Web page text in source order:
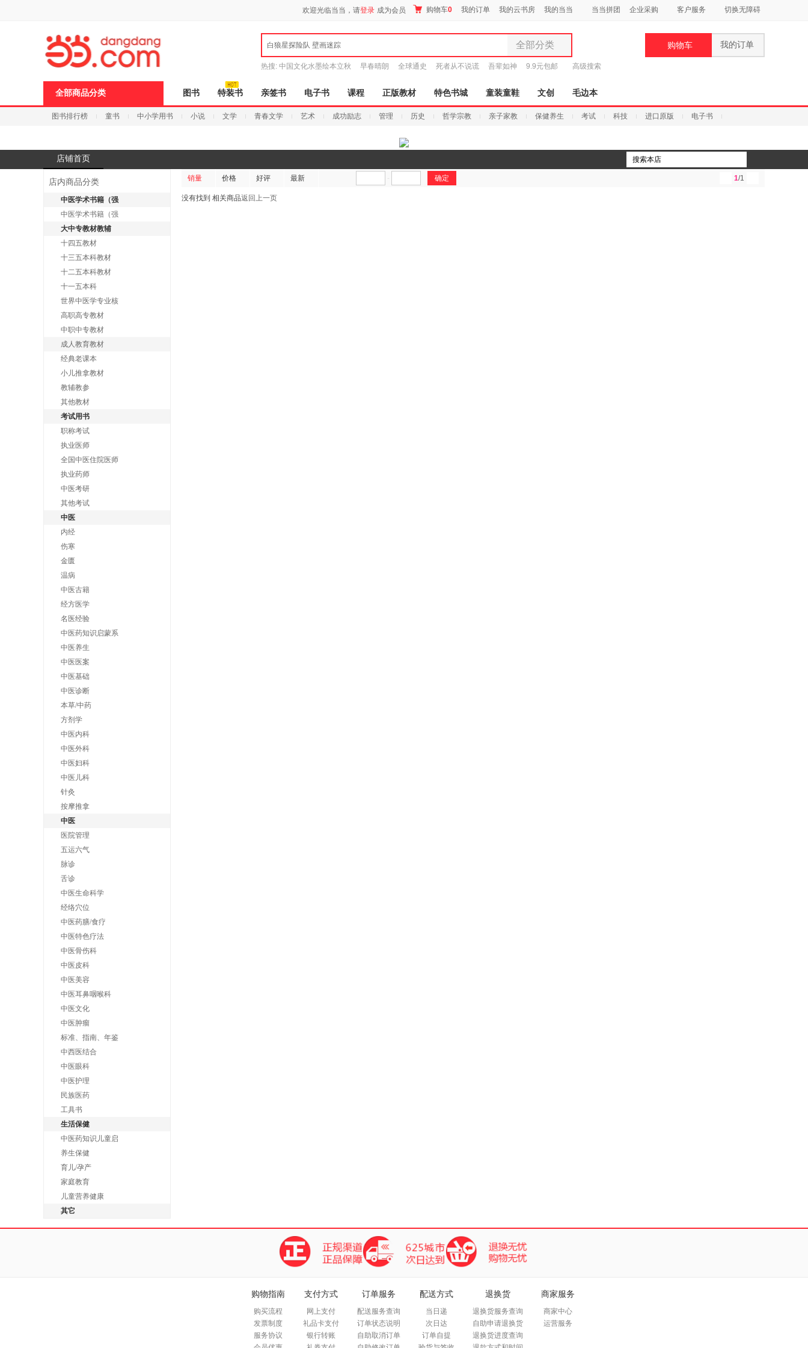
欢迎光临当当，请登录 成为会员 购物车0 我的订单 我的云书房 我的当当 当当拼团 企业采购 客户服务 切换无障碍
白狼星探险队 壁画迷踪 全部分类
全部分类
图书
电子书
音像
时尚美妆
热搜: 中国文化水墨绘本立秋 早春晴朗 全球通史 死者从不说谎 吾辈如神 9.9元包邮 高级搜索
购物车 我的订单
全部商品分类 图书 特装书 亲签书 电子书 课程 正版教材 特色书城 童装童鞋 文创 毛边本
图书排行榜 童书 中小学用书 小说 文学 青春文学 艺术 成功励志 管理 历史 哲学宗教 亲子家教 保健养生 考试 科技 进口原版 电子书
店铺首页
店内商品分类
中医学术书籍（强
中医学术书籍（强
大中专教材教辅
十四五教材
十三五本科教材
十二五本科教材
十一五本科
世界中医学专业核
高职高专教材
中职中专教材
成人教育教材
经典老课本
小儿推拿教材
教辅教参
其他教材
考试用书
职称考试
执业医师
全国中医住院医师
执业药师
中医考研
其他考试
中医
内经
伤寒
金匮
温病
中医古籍
经方医学
名医经验
中医药知识启蒙系
中医养生
中医医案
中医基础
中医诊断
本草/中药
方剂学
中医内科
中医外科
中医妇科
中医儿科
针灸
按摩推拿
中医
医院管理
五运六气
脉诊
舌诊
中医生命科学
经络穴位
中医药膳/食疗
中医特色疗法
中医骨伤科
中医皮科
中医美容
中医耳鼻咽喉科
中医文化
中医肿瘤
标准、指南、年鉴
中西医结合
中医眼科
中医护理
民族医药
工具书
生活保健
中医药知识儿童启
养生保健
育儿/孕产
家庭教育
儿童营养健康
其它
销量 价格 好评 最新 1/1
没有找到 相关商品返回上一页
购物指南
购买流程
发票制度
服务协议
支付方式
网上支付
礼品卡支付
银行转账
订单服务
配送服务查询
订单状态说明
自助取消订单
配送方式
当日递
次日达
订单自提
退换货
退换货服务查询
自助申请退换货
退换货进度查询
商家服务
商家中心
运营服务
页
浪